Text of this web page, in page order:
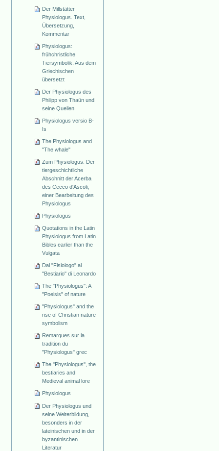
Der Millstätter
Physiologus. Text,
Übersetzung,
Kommentar
Physiologus:
frühchristliche
Tiersymbolik. Aus dem
Griechischen
übersetzt
Der Physiologus des
Philipp von Thaün und
seine Quellen
Physiologus versio B-
Is
The Physiologus and
"The whale"
Zum Physiologus. Der
tiergeschichtliche
Abschnitt der Acerba
des Cecco d'Ascoli,
einer Bearbeitung des
Physiologus
Physiologus
Quotations in the Latin
Physiologus from Latin
Bibles earlier than the
Vulgata
Dal "Fisiologo" al
"Bestiario" di Leonardo
The "Physiologus": A
"Poeisis" of nature
"Physiologus" and the
rise of Christian nature
symbolism
Remarques sur la
tradition du
"Physiologus" grec
The "Physiologus", the
bestiaries and
Medieval animal lore
Physiologus
Der Physiologus und
seine Weiterbildung,
besonders in der
lateinischen und in der
byzantinischen
Literatur